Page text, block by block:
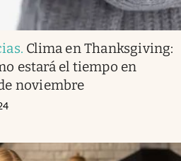
. Clima en Thanksgiving:
estará el tiempo en
noviembre